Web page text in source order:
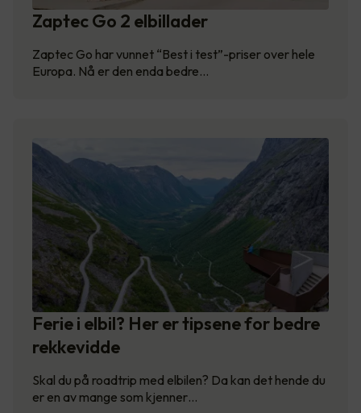
Zaptec Go 2 elbillader
Zaptec Go har vunnet “Best i test”-priser over hele
Europa. Nå er den enda bedre…
Ferie i elbil? Her er tipsene for bedre
rekkevidde
Skal du på roadtrip med elbilen? Da kan det hende du
er en av mange som kjenner…